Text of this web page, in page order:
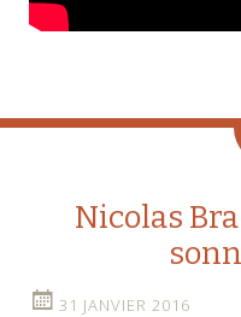
Nicolas
31 JANVIER 2016